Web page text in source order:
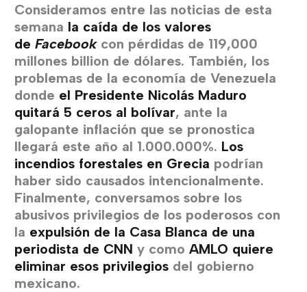
Consideramos entre las noticias de esta
semana la caída de los valores
deFacebookcon pérdidas de 119,000
millones billion de dólares. También, los
problemas de la economía de Venezuela
donde el Presidente Nicolás Maduro
quitará 5 ceros al bolívar, ante la
galopante inflación que se pronostica
llegará este año al 1.000.000%. Los
incendios forestales en Grecia podrían
haber sido causados intencionalmente.
Finalmente, conversamos sobre los
abusivos privilegios de los poderosos con
la expulsión de la Casa Blanca de una
periodista de CNN y comoAMLO quiere
eliminar esos privilegios del gobierno
mexicano.